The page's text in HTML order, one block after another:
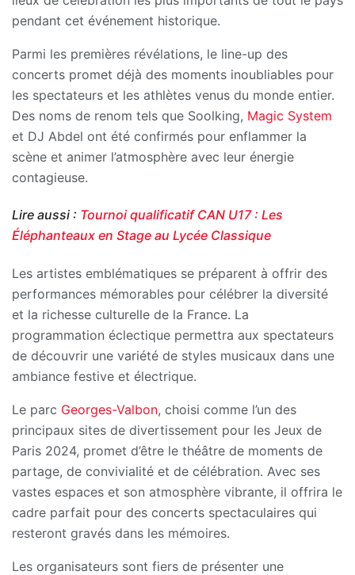
pendant cet événement historique.
Parmi les premières révélations, le line-up des
concerts promet déjà des moments inoubliables pour
les spectateurs et les athlètes venus du monde entier.
Des noms de renom tels que Soolking, Magic System
et DJ Abdel ont été confirmés pour enflammer la
scène et animer l’atmosphère avec leur énergie
contagieuse.
Lire aussi : Tournoi qualificatif CAN U17 : Les
Éléphanteaux en Stage au Lycée Classique
Les artistes emblématiques se préparent à offrir des
performances mémorables pour célébrer la diversité
et la richesse culturelle de la France. La
programmation éclectique permettra aux spectateurs
de découvrir une variété de styles musicaux dans une
ambiance festive et électrique.
Le parc Georges-Valbon, choisi comme l’un des
principaux sites de divertissement pour les Jeux de
Paris 2024, promet d’être le théâtre de moments de
partage, de convivialité et de célébration. Avec ses
vastes espaces et son atmosphère vibrante, il offrira le
cadre parfait pour des concerts spectaculaires qui
resteront gravés dans les mémoires.
Les organisateurs sont fiers de présenter une